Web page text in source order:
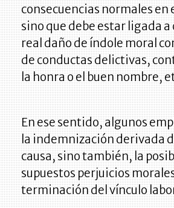
consecuencias normales
sino que debe estar ligada
real daño de índole moral
de conductas delictivas,
la honra o el buen nombre,
En ese sentido, algunos
la indemnización derivada
causa, sino también, la
supuestos perjuicios
terminación del vínculo